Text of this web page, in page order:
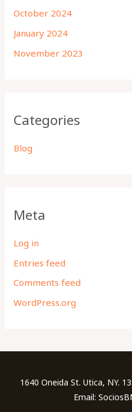
October 2024
January 2024
November 2023
Categories
Blog
Meta
Log in
Entries feed
Comments feed
WordPress.org
1640 Oneida St. Utica, NY.
Email: